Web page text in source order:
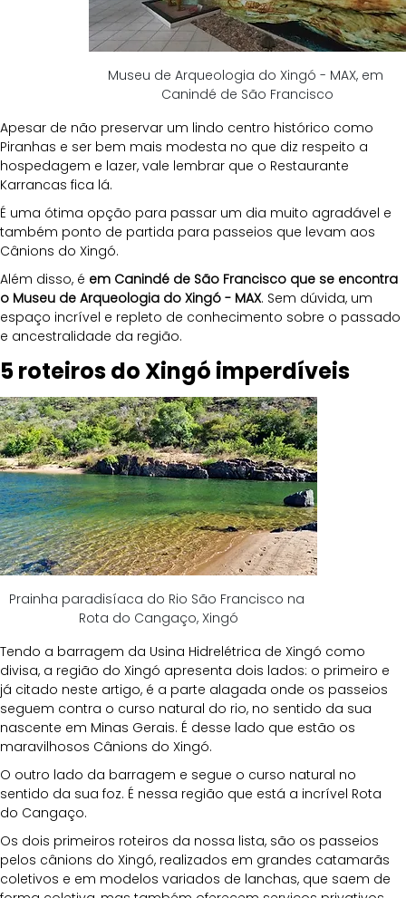
Museu de Arqueologia do Xingó - MAX, em
Canindé de São Francisco
Apesar de não preservar um lindo centro histórico como
Piranhas e ser bem mais modesta no que diz respeito a
hospedagem e lazer, vale lembrar que o Restaurante
Karrancas fica lá.
É uma ótima opção para passar um dia muito agradável e
também ponto de partida para passeios que levam aos
Cânions do Xingó.
Além disso, é em Canindé de São Francisco que se encontra
o Museu de Arqueologia do Xingó - MAX. Sem dúvida, um
espaço incrível e repleto de conhecimento sobre o passado
e ancestralidade da região.
5 roteiros do Xingó imperdíveis
Prainha paradisíaca do Rio São Francisco na
Rota do Cangaço, Xingó
Tendo a barragem da Usina Hidrelétrica de Xingó como
divisa, a região do Xingó apresenta dois lados: o primeiro e
já citado neste artigo, é a parte alagada onde os passeios
seguem contra o curso natural do rio, no sentido da sua
nascente em Minas Gerais. É desse lado que estão os
maravilhosos Cânions do Xingó.
O outro lado da barragem e segue o curso natural no
sentido da sua foz. É nessa região que está a incrível Rota
do Cangaço.
Os dois primeiros roteiros da nossa lista, são os passeios
pelos cânions do Xingó, realizados em grandes catamarãs
coletivos e em modelos variados de lanchas, que saem de